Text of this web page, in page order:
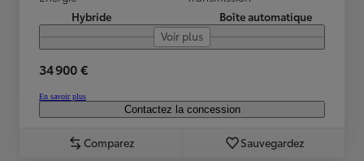
Hybride
Boîte automatique
Voir plus
34 900 €
En savoir plus
Contactez la concession
Comparez Sauvegardez